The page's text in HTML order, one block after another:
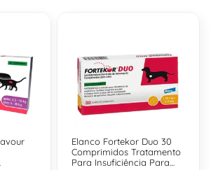
Elanco Fortekor Duo 30
Comprimidos Tratamento
Para Insuficiência Para